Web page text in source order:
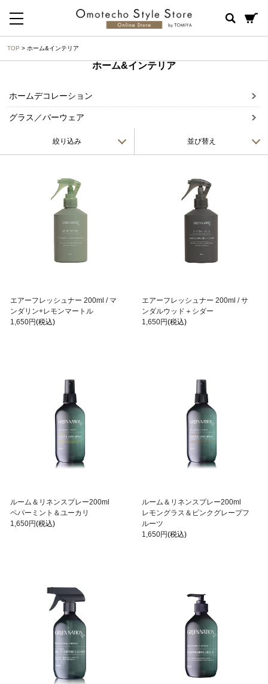
TOP > ホーム&インテリア
ホーム&インテリア
ホームデコレーション
グラス／バーウェア
絞り込み 並び替え
エアーフレッシュナー 200ml / マ
ンダリン+レモンマートル
1,650円(税込)
エアーフレッシュナー 200ml / サ
ンダルウッド＋シダー
1,650円(税込)
ルーム＆リネンスプレー200ml
ペパーミント＆ユーカリ
1,650円(税込)
ルーム＆リネンスプレー200ml
レモングラス＆ピンクグレープフ
ルーツ
1,650円(税込)